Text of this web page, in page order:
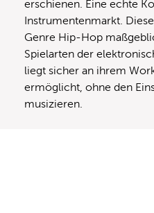
erschienen. Eine echte
Instrumentenmarkt.
Genre Hip-Hop
Spielarten der
liegt sicher an ihrem
ermöglicht, ohne den
musizieren.